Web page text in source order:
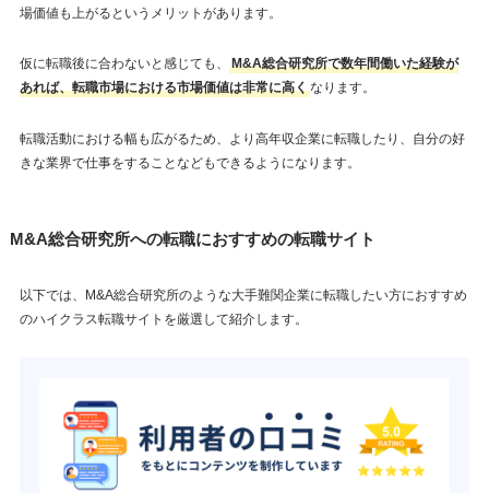
場価値も上がるというメリットがあります。
仮に転職後に合わないと感じても、
M&A総合研究所で数年間働いた経験が
あれば、転職市場における市場価値は非常に高くなります。
転職活動における幅も広がるため、より高年収企業に転職したり、自分の好
きな業界で仕事をすることなどもできるようになります。
M&A総合研究所への転職におすすめの転職サイト
以下では、M&A総合研究所のような大手難関企業に転職したい方におすすめ
のハイクラス転職サイトを厳選して紹介します。